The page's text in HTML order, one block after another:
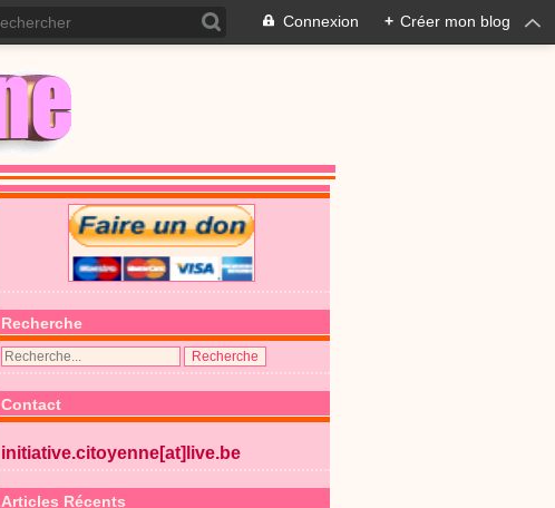
Connexion + Créer mon blog
Recherche
Contact
initiative.citoyenne[at]live.be
Articles Récents